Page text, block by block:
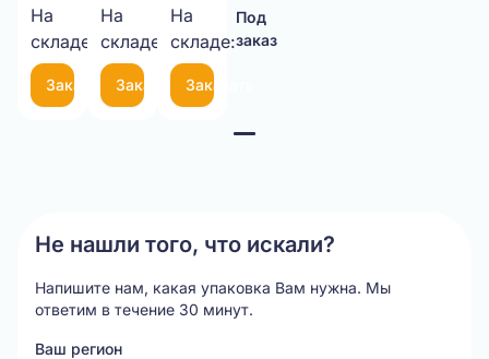
Т-24
бурый
На
складе:
Под
заказ
Заказать
Т-24
бурый
На
складе:
Под
заказ
Заказать
Т-24
бурый
На
складе:
Под
заказ
Заказать
Не нашли того, что искали?
Напишите нам, какая упаковка Вам нужна. Мы
ответим в течение 30 минут.
Ваш регион